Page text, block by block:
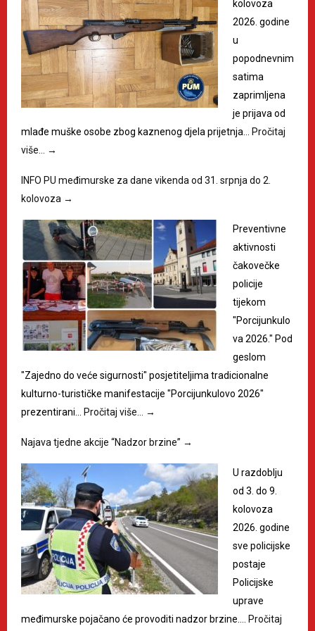
kolovoza
2026. godine
u
popodnevnim
satima
zaprimljena
je prijava od
mlađe muške osobe zbog kaznenog djela prijetnja… Pročitaj
više… →
INFO PU međimurske za dane vikenda od 31. srpnja do 2.
kolovoza →
Preventivne
aktivnosti
čakovečke
policije
tijekom
"Porcijunkulo
va 2026." Pod
geslom
"Zajedno do veće sigurnosti" posjetiteljima tradicionalne
kulturno-turističke manifestacije "Porcijunkulovo 2026"
prezentirani… Pročitaj više… →
Najava tjedne akcije “Nadzor brzine” →
U razdoblju
od 3. do 9.
kolovoza
2026. godine
sve policijske
postaje
Policijske
uprave
međimurske pojačano će provoditi nadzor brzine.… Pročitaj